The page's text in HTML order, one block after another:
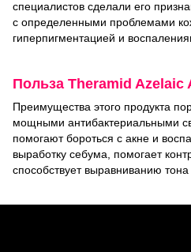
специалистов сделали его
с определенными проблемами
гиперпигментацией и
Польза Theramid Azelaic
Преимущества этого продукта
мощными антибактериальными
помогают бороться с акне и
выработку себума, помогает
способствует выравниванию тона